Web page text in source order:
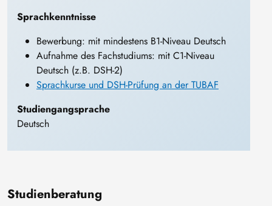
Sprachkenntnisse
Bewerbung: mit mindestens B1-Niveau Deutsch
Aufnahme des Fachstudiums: mit C1-Niveau
Deutsch (z.B. DSH-2)
Sprachkurse und DSH-Prüfung an der TUBAF
Studiengangsprache
Deutsch
Studienberatung